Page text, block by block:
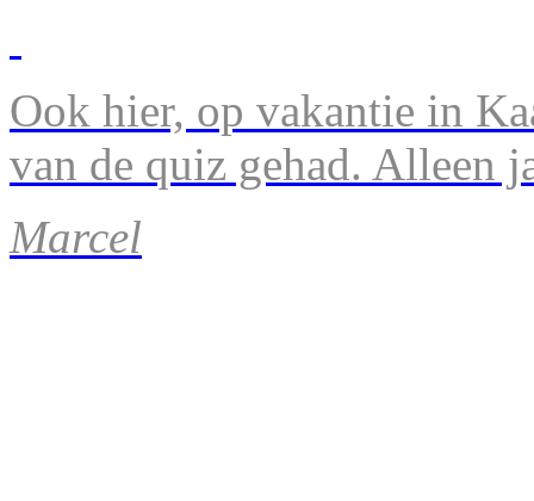
Ook hier, op vakantie in
van de quiz gehad. Alleen
Marcel